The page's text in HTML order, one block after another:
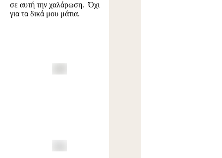
σε αυτή την χαλάρωση. Όχι
για τα δικά μου μάτια.